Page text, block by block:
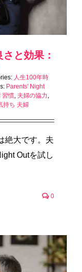
と効果：
人生100年時
Parents' Night
習慣, 夫婦の協力,
持ち 夫婦
絶大です。夫
Outを試し
0